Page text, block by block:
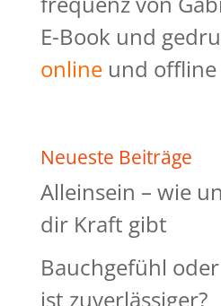
E-Book und
onlineund offline
Neueste Beiträge
Alleinsein – wie
dir Kraft gibt
Bauchgefühl
ist zuverlässiger?